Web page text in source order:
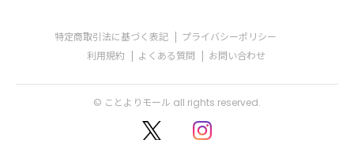
特定商取引法に基づく表記
プライバシーポリシー
利用規約
よくある質問 お問い合わせ
© ことよりモール all rights reserved.